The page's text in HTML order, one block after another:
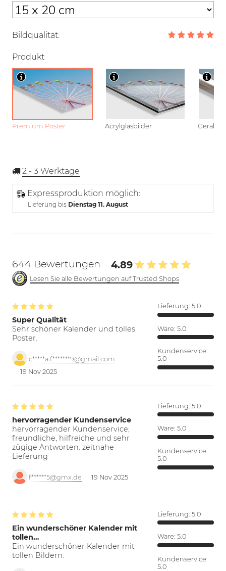
Bildqualität:
Produkt
Premium Poster Acrylglasbilder
2 - 3 Werktage
Expressproduktion möglich:
Lieferung bis Dienstag 11. August
644 Bewertungen 4.89
Lesen Sie alle Bewertungen auf Trusted Shops
Super Qualität
Sehr schöner Kalender und tolles
Poster.
c*****a.f*******9@gmail.com
19 Nov 2025
Lieferung: 5.0
Ware: 5.0
Kundenservice:
5.0
hervorragender Kundenservice
hervorragender Kundenservice;
freundliche, hilfreiche und sehr
zügige Antworten. zeitnahe
Lieferung
f******5@gmx.de 19 Nov 2025
Lieferung: 5.0
Ware: 5.0
Kundenservice:
5.0
Ein wunderschöner Kalender mit
tollen…
Ein wunderschöner Kalender mit
tollen Bildern.
Lieferung: 5.0
Ware: 5.0
Kundenservice:
5.0